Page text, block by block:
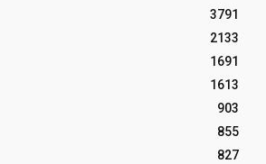
3791
2133
1691
1613
903
855
827